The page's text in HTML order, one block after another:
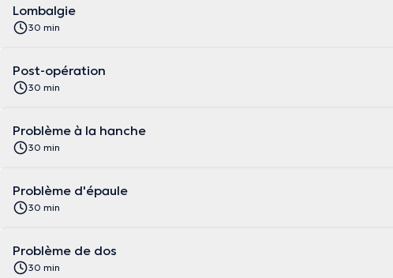
Lombalgie
30 min
Post-opération
30 min
Problème à la hanche
30 min
Problème d'épaule
30 min
Problème de dos
30 min